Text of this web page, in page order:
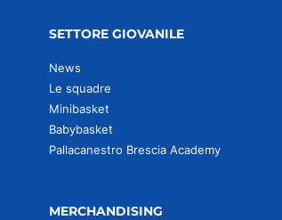
SETTORE GIOVANILE
News
Le squadre
Minibasket
Babybasket
Pallacanestro Brescia Academy
MERCHANDISING